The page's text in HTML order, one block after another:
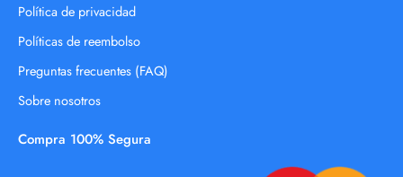
Política de privacidad
Políticas de reembolso
Preguntas frecuentes (FAQ)
Sobre nosotros
Compra 100% Segura